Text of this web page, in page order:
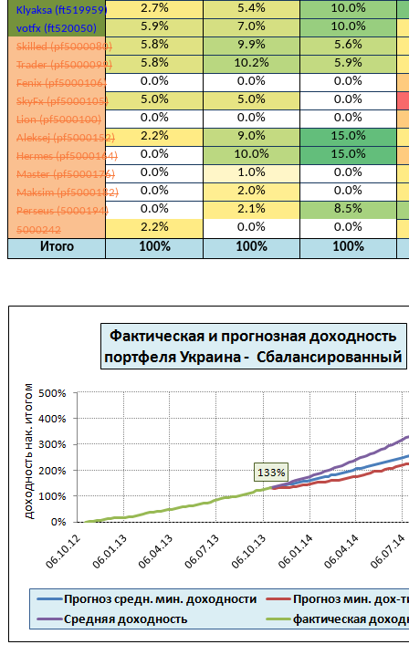
Klyaksa (ft519959) 2.7% 5.4% 10.0%
votfx (ft520050) 5.9% 7.0% 10.0%
Skilled (pf5000080) 5.8% 9.9% 5.6%
Trader (pf5000099) 5.8% 10.2% 5.9%
Fenix (pf5000106) 0.0% 0.0% 0.0%
SkyFx (pf5000105) 5.0% 5.0% 0.0%
Lion (pf5000100) 0.0% 0.0% 0.0%
Aleksej (pf5000152) 2.2% 9.0% 15.0%
Hermes (pf5000164) 0.0% 10.0% 15.0%
Master (pf5000176) 0.0% 1.0% 0.0%
Maksim (pf5000182) 0.0% 2.0% 0.0%
Perseus (5000194) 0.0% 2.1% 8.5%
5000242 2.2% 0.0%
0.0%
Итого
100% 100% 100%